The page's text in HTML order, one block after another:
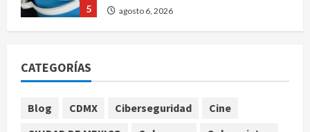
5 agosto 6, 2026
pesos en CDMX
CATEGORÍAS
Blog CDMX Ciberseguridad
Cine